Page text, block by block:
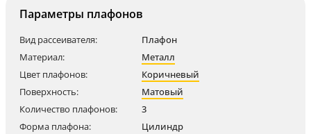
Параметры плафонов
Вид рассеивателя:
Плафон
Материал:
Металл
Цвет плафонов:
Коричневый
Поверхность:
Матовый
Количество плафонов:
3
Форма плафона:
Цилиндр